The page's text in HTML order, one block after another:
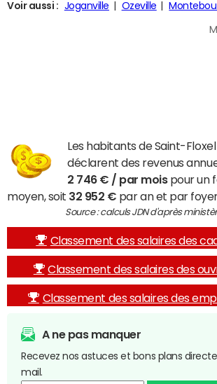
Voir aussi : Joganville Ozeville
Les habitants de Saint-
déclarent des revenus
2 746 € / par moispour un
moyen, soit 32 952 € par an et par
Source : calculs JDN d'après
Classement des salaires des
Classement des salaires des
Classement des salaires des
A ne pas manquer
Recevez nos astuces et bons plans
mail.